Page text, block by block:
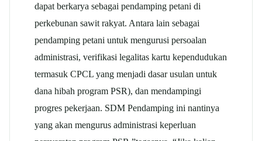
dapat berkarya sebagai pendamping petani di
perkebunan sawit rakyat. Antara lain sebagai
pendamping petani untuk mengurusi persoalan
administrasi, verifikasi legalitas kartu kependudukan
termasuk CPCL yang menjadi dasar usulan untuk
dana hibah program PSR), dan mendampingi
progres pekerjaan. SDM Pendamping ini nantinya
yang akan mengurus administrasi keperluan